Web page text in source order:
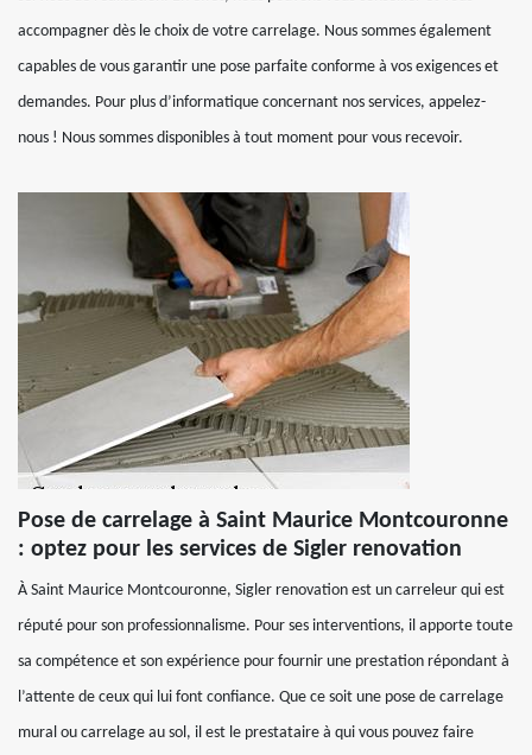
accompagner dès le choix de votre carrelage. Nous sommes également
capables de vous garantir une pose parfaite conforme à vos exigences et
demandes. Pour plus d’informatique concernant nos services, appelez-
nous ! Nous sommes disponibles à tout moment pour vous recevoir.
Pose de carrelage à Saint Maurice Montcouronne
: optez pour les services de Sigler renovation
À Saint Maurice Montcouronne, Sigler renovation est un carreleur qui est
réputé pour son professionnalisme. Pour ses interventions, il apporte toute
sa compétence et son expérience pour fournir une prestation répondant à
l’attente de ceux qui lui font confiance. Que ce soit une pose de carrelage
mural ou carrelage au sol, il est le prestataire à qui vous pouvez faire